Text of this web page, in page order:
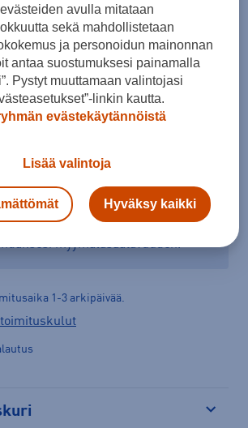
Lisää ostoskoriin
ja tilaa myymälästä
SaatavillaMyymälät: Saatavilla
myymäläsaatavuuden.
1-3 arkipäivää.
toimituskulut
avulla mitataan
sekä mahdollistetaan
ja personoidun mainonnan
antaa suostumuksesi painamalla
Pystyt muuttamaan valintojasi
linkin kautta.
evästekäytännöistä
Lisää valintoja
Hyväksy kaikki